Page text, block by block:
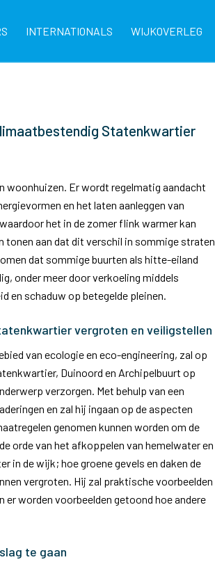
INTERNATIONALS WIJKOVERLEG
Statenkwartier
woonhuizen. Er wordt regelmatig aandacht
en het laten aanleggen van
het in de zomer flink warmer kan
tonen aan dat dit verschil in sommige straten
dat sommige buurten als hitte-eiland
onder meer door verkoeling middels
en schaduw op betegelde pleinen.
vergroten en veiligstellen
van ecologie en eco-engineering, zal op
Duinoord en Archipelbuurt op
verzorgen. Met behulp van een
en zal hij ingaan op de aspecten
genomen kunnen worden om de
orde van het afkoppelen van hemelwater en
in de wijk; hoe groene gevels en daken de
vergroten. Hij zal praktische voorbeelden
er worden voorbeelden getoond hoe andere
te gaan